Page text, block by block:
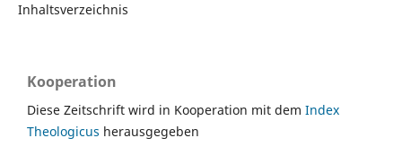
Inhaltsverzeichnis
Kooperation
Diese Zeitschrift wird in Kooperation mit dem Index
Theologicus herausgegeben